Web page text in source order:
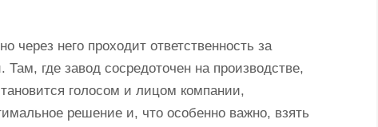
него проходит ответственность за
где завод сосредоточен на производстве,
голосом и лицом компании,
решение и, что особенно важно, взять